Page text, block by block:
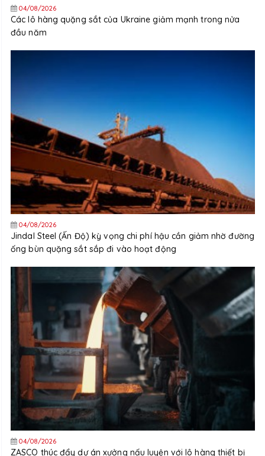
04/08/2026
Các lô hàng quặng sắt của Ukraine giảm mạnh trong nửa
đầu năm
04/08/2026
Jindal Steel (Ấn Độ) kỳ vọng chi phí hậu cần giảm nhờ đường
ống bùn quặng sắt sắp đi vào hoạt động
04/08/2026
ZASCO thúc đẩy dự án xưởng nấu luyện với lô hàng thiết bị